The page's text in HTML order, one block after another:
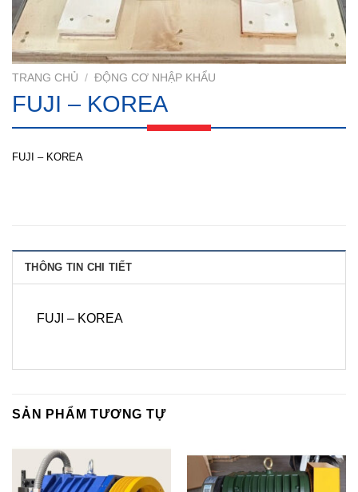
TRANG CHỦ / ĐỘNG CƠ NHẬP KHẨU
FUJI – KOREA
FUJI – KOREA
THÔNG TIN CHI TIẾT
FUJI – KOREA
SẢN PHẨM TƯƠNG TỰ